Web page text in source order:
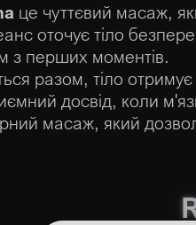
це чуттєвий масаж,
оточує тіло
з перших моментів.
разом, тіло отримує
досвід, коли
масаж, який